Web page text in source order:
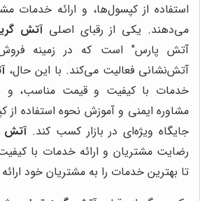
استفاده از کپسول‌ها، و ارائه خدمات
می‌دهند. یکی از رقبای اصلیآتش
آتش پارس" است که در زمینه
آتش‌نشانی فعالیت می‌کند. با این حال،
خدمات با کیفیت و قیمت مناسب، و
مشاوره ایمنی و آموزش نحوه استفاده از
جایگاه ویژه‌ای در بازار کسب کند.آتش
رضایت مشتریان و ارائه خدمات با
تا بهترین خدمات را به مشتریان خود